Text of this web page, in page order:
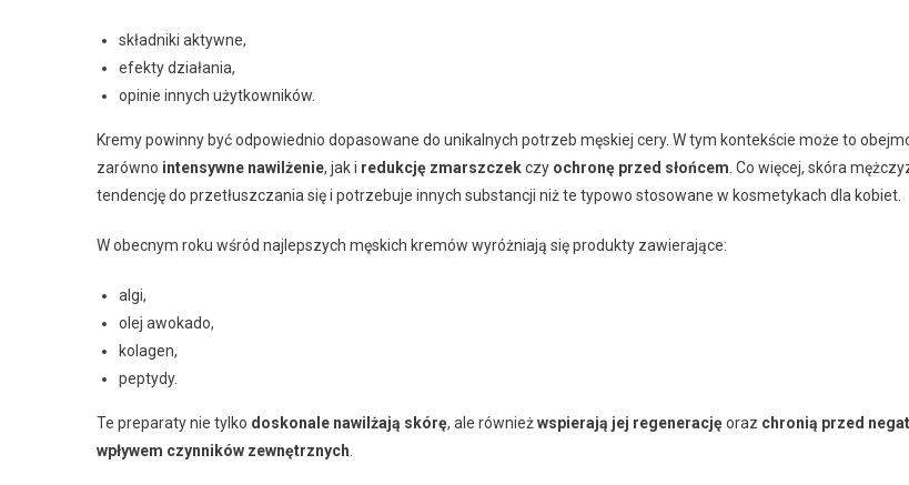
składniki aktywne,
efekty działania,
opinie innych użytkowników.
Kremy powinny być odpowiednio dopasowane do unikalnych potrzeb męskiej cery. W tym kontekście może to
zarówno intensywne nawilżenie, jak i redukcję zmarszczekczy ochronę przed słońcem . Co więcej, skóra
tendencję do przetłuszczania się i potrzebuje innych substancji niż te typowo stosowane w kosmetykach dla kobiet.
W obecnym roku wśród najlepszych męskich kremów wyróżniają się produkty zawierające:
algi,
olej awokado,
kolagen,
peptydy.
Te preparaty nie tylko doskonale nawilżają skórę, ale równieżwspierają jej regeneracjęoraz chronią przed
wpływem czynników zewnętrznych